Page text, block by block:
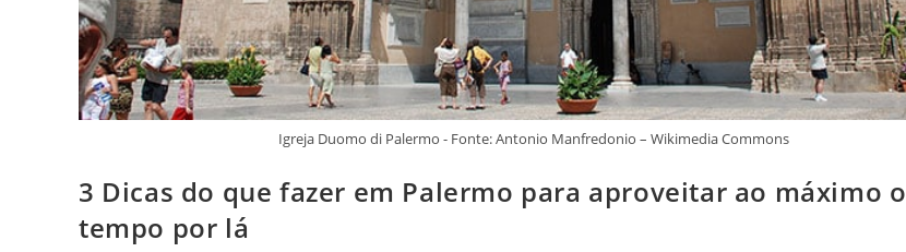
Igreja Duomo di Palermo - Fonte: Antonio Manfredonio – Wikimedia Commons
3 Dicas do que fazer em Palermo para aproveitar ao máximo o
tempo por lá